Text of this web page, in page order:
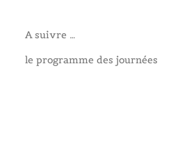
A suivre …
le programme des journées